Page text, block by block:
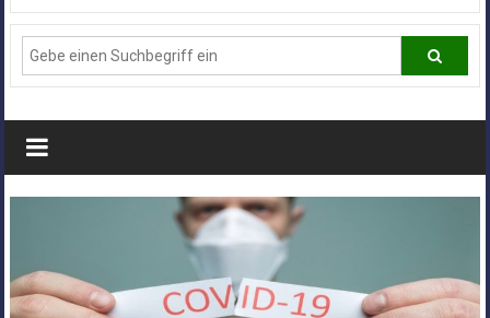
News
aus
Deiner
Stadt
Monheim